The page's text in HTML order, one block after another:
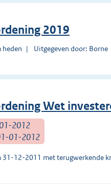
2019
Uitgegeven door: Borne
Wet
2012
01-2012
12-2011 met terugwerkende